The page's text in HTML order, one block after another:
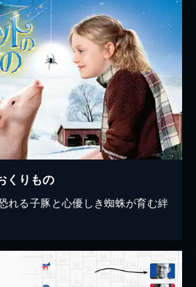
くりもの
れる子豚と心優しき蜘蛛が育む絆